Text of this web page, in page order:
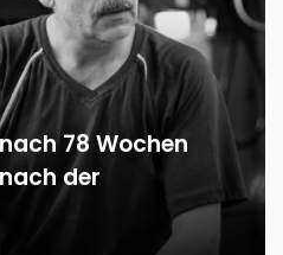
78 Wochen
der